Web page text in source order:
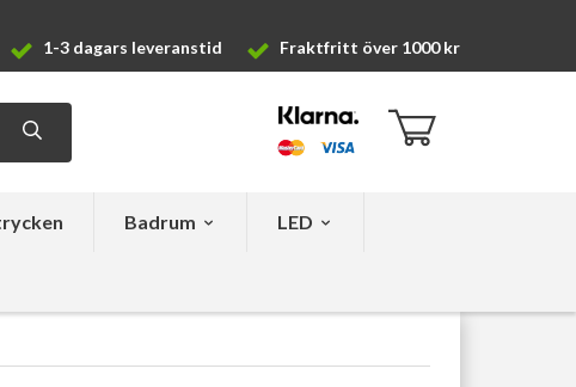
1-3 dagars leveranstid Fraktfritt över 1000 kr
Badrum LED